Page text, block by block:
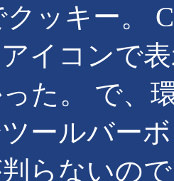
クッキー。
イコンで
た。 で、
ールバー
らないの